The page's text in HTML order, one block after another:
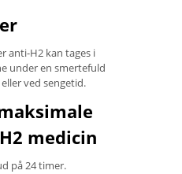
anti-H2 kan tages i
under en smertefuld
ved sengetid.
medicin
på 24 timer.